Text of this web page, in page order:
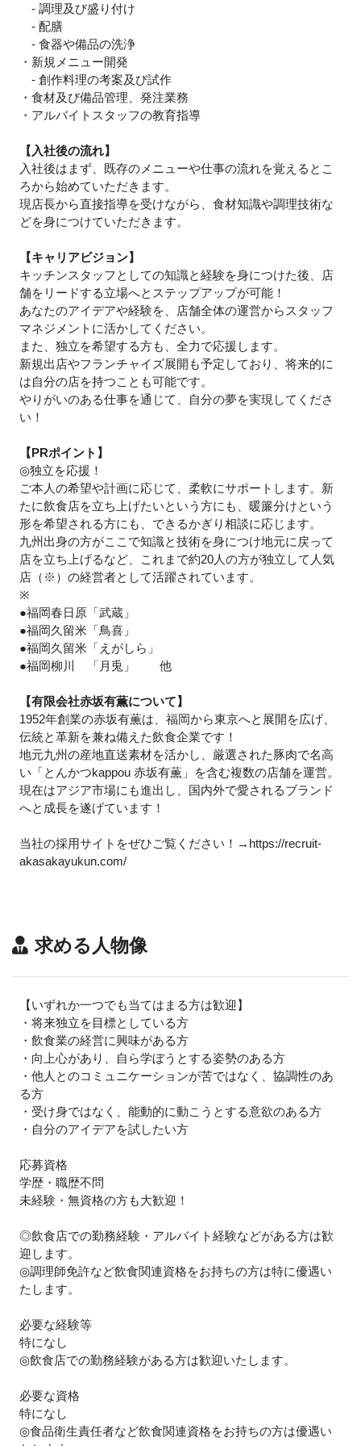
- 調理及び盛り付け
- 配膳
- 食器や備品の洗浄
・新規メニュー開発
- 創作料理の考案及び試作
・食材及び備品管理、発注業務
・アルバイトスタッフの教育指導
【入社後の流れ】
入社後はまず、既存のメニューや仕事の流れを覚えるとこ
ろから始めていただきます。
現店長から直接指導を受けながら、食材知識や調理技術な
どを身につけていただきます。
【キャリアビジョン】
キッチンスタッフとしての知識と経験を身につけた後、店
舗をリードする立場へとステップアップが可能！
あなたのアイデアや経験を、店舗全体の運営からスタッフ
マネジメントに活かしてください。
また、独立を希望する方も、全力で応援します。
新規出店やフランチャイズ展開も予定しており、将来的に
は自分の店を持つことも可能です。
やりがいのある仕事を通じて、自分の夢を実現してくださ
い！
【PRポイント】
◎独立を応援！
ご本人の希望や計画に応じて、柔軟にサポートします。新
たに飲食店を立ち上げたいという方にも、暖簾分けという
形を希望される方にも、できるかぎり相談に応じます。
九州出身の方がここで知識と技術を身につけ地元に戻って
店を立ち上げるなど、これまで約20人の方が独立して人気
店（※）の経営者として活躍されています。
※
●福岡春日原「武蔵」
●福岡久留米「鳥喜」
●福岡久留米「えがしら」
●福岡柳川 「月兎」 他
【有限会社赤坂有薫について】
1952年創業の赤坂有薫は、福岡から東京へと展開を広げ、
伝統と革新を兼ね備えた飲食企業です！
地元九州の産地直送素材を活かし、厳選された豚肉で名高
い「とんかつkappou 赤坂有薫」を含む複数の店舗を運営。
現在はアジア市場にも進出し、国内外で愛されるブランド
へと成長を遂げています！
当社の採用サイトをぜひご覧ください！→https://recruit-
akasakayukun.com/
求める人物像
【いずれか一つでも当てはまる方は歓迎】
・将来独立を目標としている方
・飲食業の経営に興味がある方
・向上心があり、自ら学ぼうとする姿勢のある方
・他人とのコミュニケーションが苦ではなく、協調性のあ
る方
・受け身ではなく、能動的に動こうとする意欲のある方
・自分のアイデアを試したい方
応募資格
学歴・職歴不問
未経験・無資格の方も大歓迎！
◎飲食店での勤務経験・アルバイト経験などがある方は歓
迎します。
◎調理師免許など飲食関連資格をお持ちの方は特に優遇い
たします。
必要な経験等
特になし
◎飲食店での勤務経験がある方は歓迎いたします。
必要な資格
特になし
◎食品衛生責任者など飲食関連資格をお持ちの方は優遇い